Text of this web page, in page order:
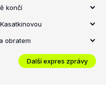
končí
obratem
Další expres zprávy